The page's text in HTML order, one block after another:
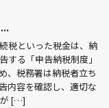
税といった税金は、納
する「申告納税制度」
、税務署は納税者立ち
内容を確認し、適切な
が […]